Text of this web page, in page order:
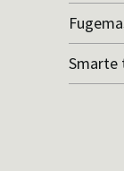
Smarte